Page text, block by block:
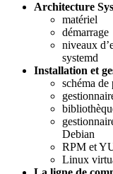
Architecture
matériel
démarrage
niveaux
systemd
Installation et
schéma
Debian
RPM et
Linux